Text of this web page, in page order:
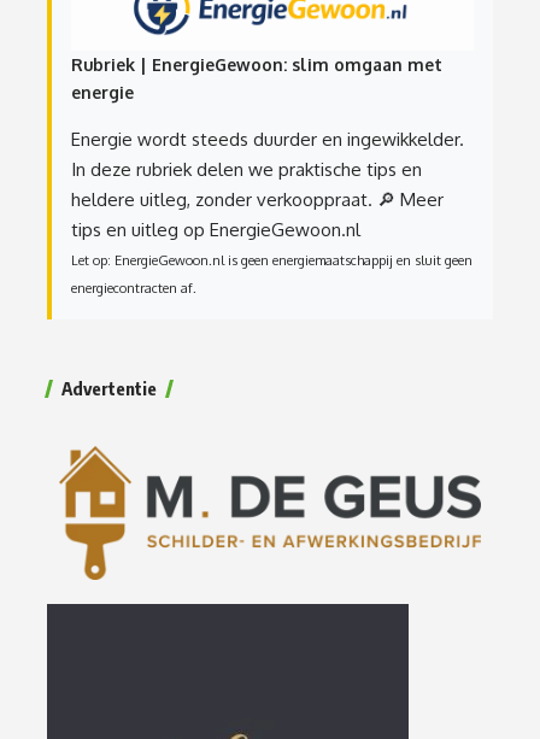
Rubriek | EnergieGewoon: slim omgaan met
energie
Energie wordt steeds duurder en ingewikkelder.
In deze rubriek delen we praktische tips en
heldere uitleg, zonder verkooppraat. 🔎 Meer
tips en uitleg op EnergieGewoon.nl
Let op: EnergieGewoon.nl is geen energiemaatschappij en sluit geen
energiecontracten af.
Advertentie